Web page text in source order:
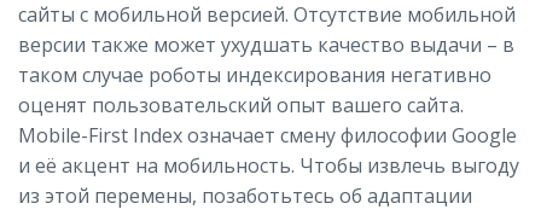
сайты с мобильной версией. Отсутствие мобильной
версии также может ухудшать качество выдачи – в
таком случае роботы индексирования негативно
оценят пользовательский опыт вашего сайта.
Mobile-First Index означает смену философии Google
и её акцент на мобильность. Чтобы извлечь выгоду
из этой перемены, позаботьтесь об адаптации